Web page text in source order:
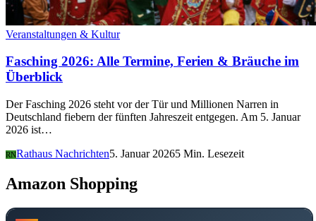
Veranstaltungen & Kultur
Fasching 2026: Alle Termine, Ferien & Bräuche im
Überblick
Der Fasching 2026 steht vor der Tür und Millionen Narren in
Deutschland fiebern der fünften Jahreszeit entgegen. Am 5. Januar
2026 ist…
RNRathaus Nachrichten5. Januar 20265 Min. Lesezeit
Amazon Shopping